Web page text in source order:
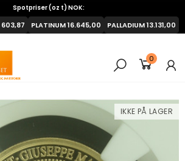
0
Spotpriser (oz t) NOK:
603,87 PLATINUM16.645,00 PALLADIUM13.131,00
IKKE PÅ LAGER